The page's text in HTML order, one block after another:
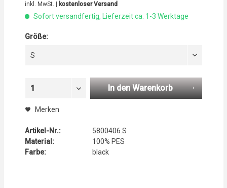
inkl. MwSt. | kostenloser Versand
Sofort versandfertig, Lieferzeit ca. 1-3 Werktage
Größe:
S
1 In den Warenkorb
Merken
Artikel-Nr.:
5800406.S
Material:
100% PES
Farbe:
black